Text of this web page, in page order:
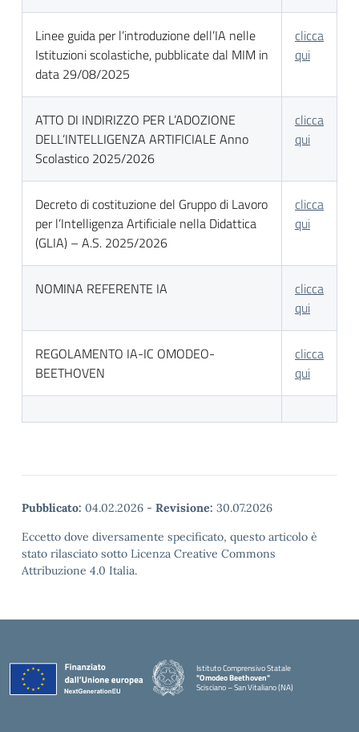
Linee guida per l’introduzione dell’IA nelle
Istituzioni scolastiche, pubblicate dal MIM in
data 29/08/2025
clicca
qui
ATTO DI INDIRIZZO PER L’ADOZIONE
DELL’INTELLIGENZA ARTIFICIALE Anno
Scolastico 2025/2026
clicca
qui
Decreto di costituzione del Gruppo di Lavoro
per l’Intelligenza Artificiale nella Didattica
(GLIA) – A.S. 2025/2026
clicca
qui
NOMINA REFERENTE IA
clicca
qui
REGOLAMENTO IA-IC OMODEO-
BEETHOVEN
clicca
qui
Pubblicato: 04.02.2026 - Revisione: 30.07.2026
Eccetto dove diversamente specificato, questo articolo è
stato rilasciato sotto Licenza Creative Commons
Attribuzione 4.0 Italia.
Istituto Comprensivo Statale
"Omodeo Beethoven"
Scisciano – San Vitaliano (NA)